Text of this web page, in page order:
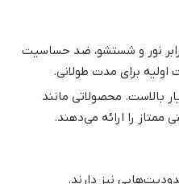
نور و شستشو، ضد حساسیت
برای مدت طولانی.
بالاست. محصولاتی مانند
ممتاز را ارائه می‌دهند.
نیز دارند.